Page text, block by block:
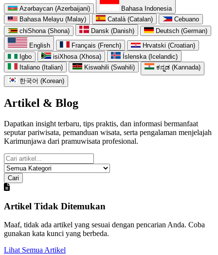
Azərbaycan (Azerbaijani)
Bahasa Indonesia
Bahasa Melayu (Malay)
Català (Catalan)
Cebuano
chiShona (Shona)
Dansk (Danish)
Deutsch (German)
English
Français (French)
Hrvatski (Croatian)
Igbo
isiXhosa (Xhosa)
Íslenska (Icelandic)
Italiano (Italian)
Kiswahili (Swahili)
ಕನ್ನಡ (Kannada)
한국어 (Korean)
Artikel & Blog
Dapatkan insight terbaru, tips praktis, dan informasi bermanfaat
seputar pariwisata, pemanduan wisata, serta pengalaman menjelajah
Karimunjawa dari pramuwisata profesional.
Cari
Artikel Tidak Ditemukan
Maaf, tidak ada artikel yang sesuai dengan pencarian Anda. Coba
gunakan kata kunci yang berbeda.
Lihat Semua Artikel